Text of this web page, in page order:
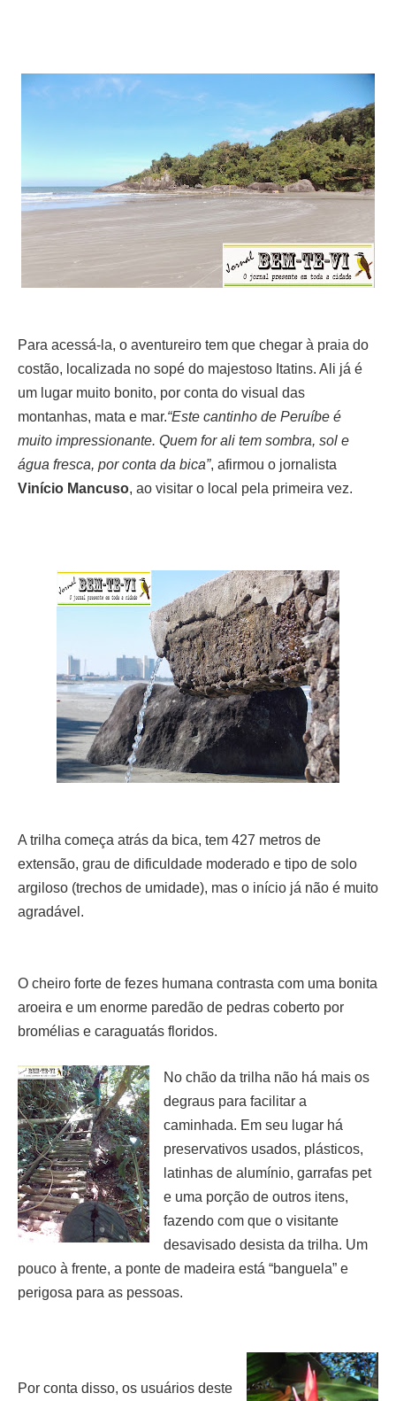
Para acessá-la, o aventureiro tem que chegar à praia do
costão, localizada no sopé do majestoso Itatins. Ali já é
um lugar muito bonito, por conta do visual das
montanhas, mata e mar.“Este cantinho de Peruíbe é
muito impressionante. Quem for ali tem sombra, sol e
água fresca, por conta da bica”, afirmou o jornalista
Vinício Mancuso, ao visitar o local pela primeira vez.
A trilha começa atrás da bica, tem 427 metros de
extensão, grau de dificuldade moderado e tipo de solo
argiloso (trechos de umidade), mas o início já não é muito
agradável.
O cheiro forte de fezes humana contrasta com uma bonita
aroeira e um enorme paredão de pedras coberto por
bromélias e caraguatás floridos.
No chão da trilha não há mais os
degraus para facilitar a
caminhada. Em seu lugar há
preservativos usados, plásticos,
latinhas de alumínio, garrafas pet
e uma porção de outros itens,
fazendo com que o visitante
desavisado desista da trilha. Um
pouco à frente, a ponte de madeira está “banguela” e
perigosa para as pessoas.
Por conta disso, os usuários deste